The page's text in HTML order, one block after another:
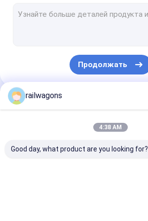
Цапфы колеса телеги
Железнодорожные части тележки
Продолжать
Наши Категории
railwagons
4:38 AM
Good day, what product are you looking for?